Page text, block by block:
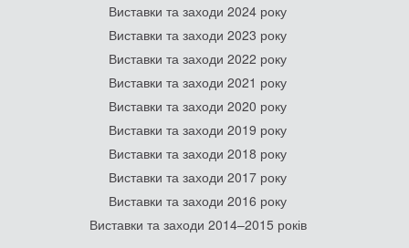
Виставки та заходи 2024 року
Виставки та заходи 2023 року
Виставки та заходи 2022 року
Виставки та заходи 2021 року
Виставки та заходи 2020 року
Виставки та заходи 2019 року
Виставки та заходи 2018 року
Виставки та заходи 2017 року
Виставки та заходи 2016 року
Виставки та заходи 2014–2015 років